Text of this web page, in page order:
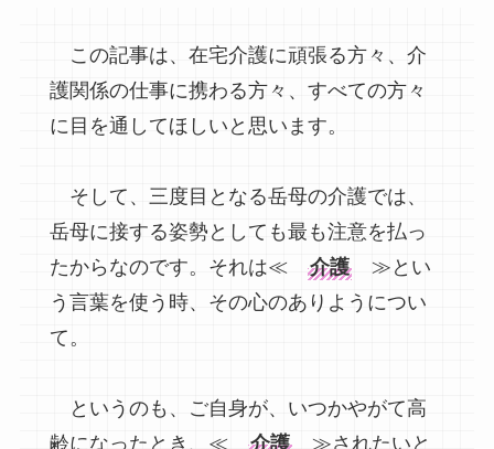
この記事は、在宅介護に頑張る方々、介
護関係の仕事に携わる方々、すべての方々
に目を通してほしいと思います。
そして、三度目となる岳母の介護では、
岳母に接する姿勢としても最も注意を払っ
たからなのです。それは≪ 介護≫とい
う言葉を使う時、その心のありようについ
て。
というのも、ご自身が、いつかやがて高
齢になったとき、≪ 介護≫されたいと